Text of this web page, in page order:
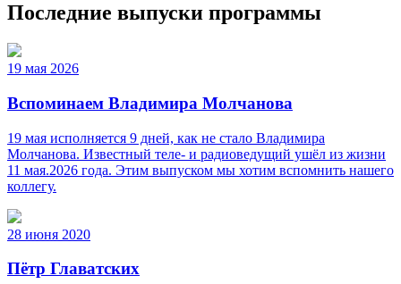
Последние выпуски программы
19 мая 2026
Вспоминаем Владимира Молчанова
19 мая исполняется 9 дней, как не стало Владимира
Молчанова. Известный теле‑ и радиоведущий ушёл из жизни
11 мая.2026 года. Этим выпуском мы хотим вспомнить нашего
коллегу.
28 июня 2020
Пётр Главатских